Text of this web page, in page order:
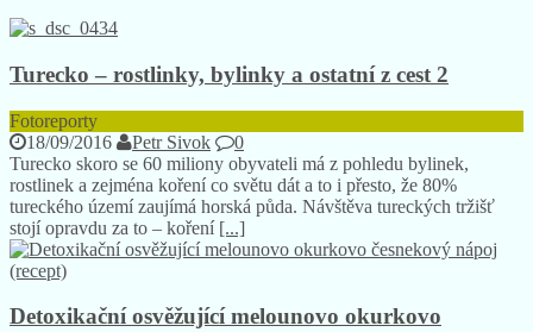
Turecko – rostlinky, bylinky a ostatní z cest 2
Fotoreporty
18/09/2016
Petr Sivok
0
Turecko skoro se 60 miliony obyvateli má z pohledu bylinek,
rostlinek a zejména koření co světu dát a to i přesto, že 80%
tureckého území zaujímá horská půda. Návštěva tureckých tržišť
stojí opravdu za to – koření [...]
Detoxikační osvěžující melounovo okurkovo